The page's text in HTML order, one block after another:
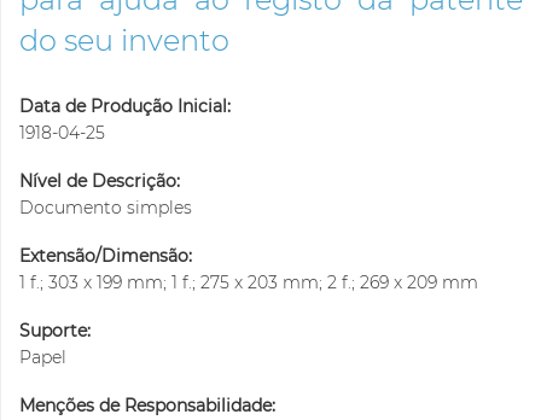
do seu invento
Data de Produção Inicial:
1918-04-25
Nível de Descrição:
Documento simples
Extensão/Dimensão:
1 f.; 303 x 199 mm; 1 f.; 275 x 203 mm; 2 f.; 269 x 209 mm
Suporte:
Papel
Menções de Responsabilidade: